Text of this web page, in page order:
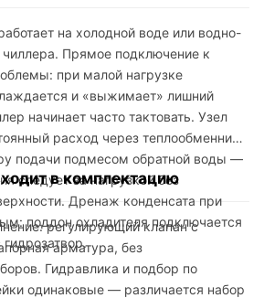
на холодной воде или водно-
чиллера. Прямое подключение к
при малой нагрузке
и «выжимает» лишний
начинает часто тактовать. Узел
расход через теплообменник
подачи подмесом обратной воды —
следует за нагрузкой без
Дренаж конденсата при
поддон охладителя подключается
в комплектацию
регулирующий клапан с
арматура, без
Гидравлика и подбор по
одинаковые — различается набор